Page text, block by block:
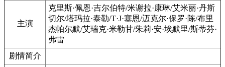
主演
克里斯·佩恩·吉尔伯特/米谢拉·康琳/艾米丽·丹斯
切尔/塔玛拉·泰勒/T·J·塞恩/迈克尔·保罗·陈/布里
杰帕尔默/艾瑞克·米勒甘/朱莉·安·埃默里/斯蒂芬·
弗雷
剧情简介